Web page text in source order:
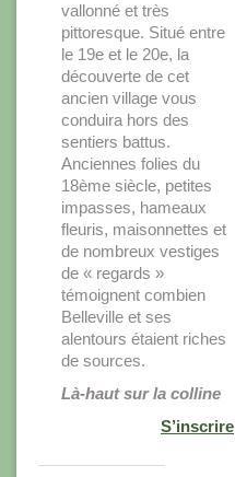
vallonné et très
pittoresque. Situé entre
le 19e et le 20e, la
découverte de cet
ancien village vous
conduira hors des
sentiers battus.
Anciennes folies du
18ème siècle, petites
impasses, hameaux
fleuris, maisonnettes et
de nombreux vestiges
de « regards »
témoignent combien
Belleville et ses
alentours étaient riches
de sources.
Là-haut sur la colline
S’inscrire